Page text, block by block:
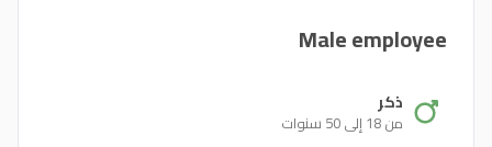
Male employee
ذكر
من 18 إلى 50 سنوات